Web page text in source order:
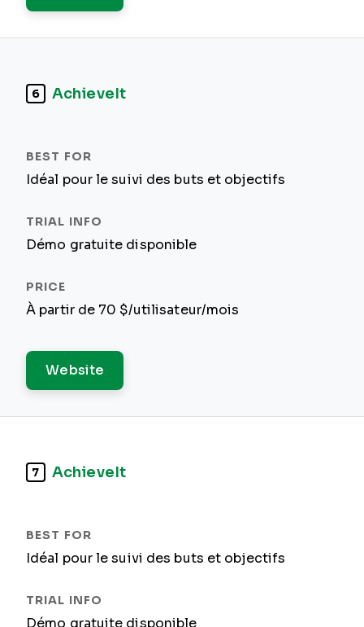
6 AchieveIt
Idéal pour le suivi des buts et objectifs
Démo gratuite disponible
À partir de 70 $/utilisateur/mois
Website
7 AchieveIt
Idéal pour le suivi des buts et objectifs
Démo gratuite disponible